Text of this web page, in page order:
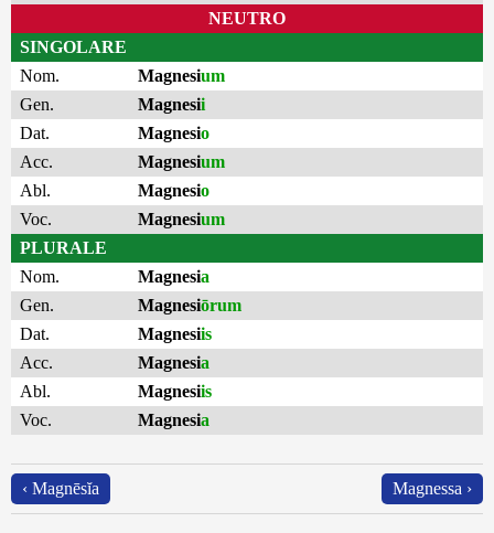
NEUTRO
SINGOLARE
Nom.
Magnesium
Gen.
Magnesii
Dat.
Magnesio
Acc.
Magnesium
Abl.
Magnesio
Voc.
Magnesium
PLURALE
Nom.
Magnesia
Gen.
Magnesiōrum
Dat.
Magnesiis
Acc.
Magnesia
Abl.
Magnesiis
Voc.
Magnesia
‹ Magnēsĭa Magnessa ›